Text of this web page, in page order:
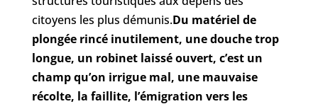
citoyens les plus démunis.Du matériel de
plongée rincé inutilement, une douche trop
longue, un robinet laissé ouvert, c’est un
champ qu’on irrigue mal, une mauvaise
récolte, la faillite, l’émigration vers les